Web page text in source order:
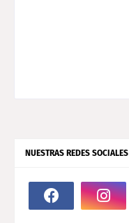
NUESTRAS REDES SOCIALES